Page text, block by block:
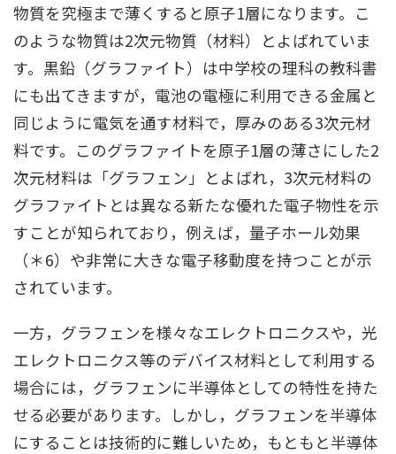
物質を究極まで薄くすると原子1層になります。こ
のような物質は2次元物質（材料）とよばれていま
す。黒鉛（グラファイト）は中学校の理科の教科書
にも出てきますが，電池の電極に利用できる金属と
同じように電気を通す材料で，厚みのある3次元材
料です。このグラファイトを原子1層の薄さにした2
次元材料は「グラフェン」とよばれ，3次元材料の
グラファイトとは異なる新たな優れた電子物性を示
すことが知られており，例えば，量子ホール効果
（＊6）や非常に大きな電子移動度を持つことが示
されています。
一方，グラフェンを様々なエレクトロニクスや，光
エレクトロニクス等のデバイス材料として利用する
場合には，グラフェンに半導体としての特性を持た
せる必要があります。しかし，グラフェンを半導体
にすることは技術的に難しいため，もともと半導体